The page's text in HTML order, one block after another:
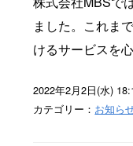
ました。これま
けるサービスを
2022年2月2日(水)
カテゴリー： お知ら